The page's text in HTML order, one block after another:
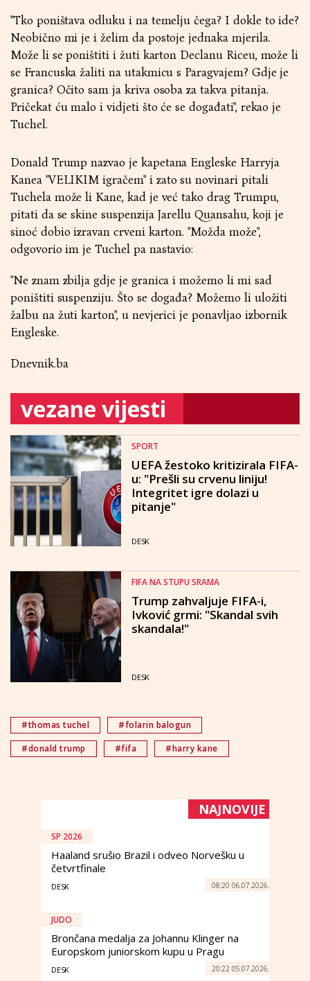
"Tko poništava odluku i na temelju čega? I dokle to ide?
Neobično mi je i želim da postoje jednaka mjerila.
Može li se poništiti i žuti karton Declanu Riceu, može li
se Francuska žaliti na utakmicu s Paragvajem? Gdje je
granica? Očito sam ja kriva osoba za takva pitanja.
Pričekat ću malo i vidjeti što će se događati", rekao je
Tuchel.
Donald Trump nazvao je kapetana Engleske Harryja
Kanea "VELIKIM igračem" i zato su novinari pitali
Tuchela može li Kane, kad je već tako drag Trumpu,
pitati da se skine suspenzija Jarellu Quansahu, koji je
sinoć dobio izravan crveni karton. "Možda može",
odgovorio im je Tuchel pa nastavio:
"Ne znam zbilja gdje je granica i možemo li mi sad
poništiti suspenziju. Što se događa? Možemo li uložiti
žalbu na žuti karton", u nevjerici je ponavljao izbornik
Engleske.
Dnevnik.ba
vezane vijesti
SPORT
UEFA žestoko kritizirala FIFA-
u: "Prešli su crvenu liniju!
Integritet igre dolazi u
pitanje"
DESK
FIFA NA STUPU SRAMA
Trump zahvaljuje FIFA-i,
Ivković grmi: "Skandal svih
skandala!"
DESK
#thomas tuchel
#folarin balogun
#donald trump
#fifa #harry kane
NAJNOVIJE
SP 2026
Haaland srušio Brazil i odveo Norvešku u
četvrtfinale
DESK 08:20 06.07.2026.
JUDO
Brončana medalja za Johannu Klinger na
Europskom juniorskom kupu u Pragu
DESK 20:22 05.07.2026.